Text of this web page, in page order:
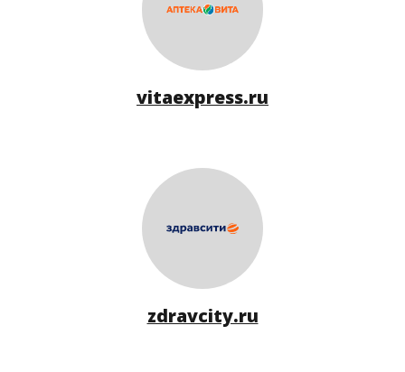
vitaexpress.ru
zdravcity.ru